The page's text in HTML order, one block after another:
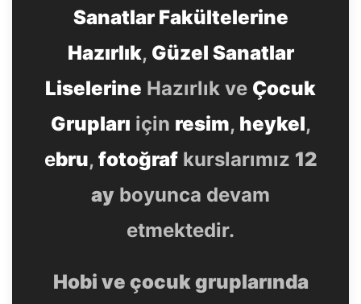
Sanatlar Fakültelerine
Hazırlık, Güzel Sanatlar
Liselerine Hazırlık ve Çocuk
Grupları için resim, heykel,
ebru, fotoğrafkurslarımız 12
ay boyunca devam
etmektedir.
Hobi ve çocuk gruplarında